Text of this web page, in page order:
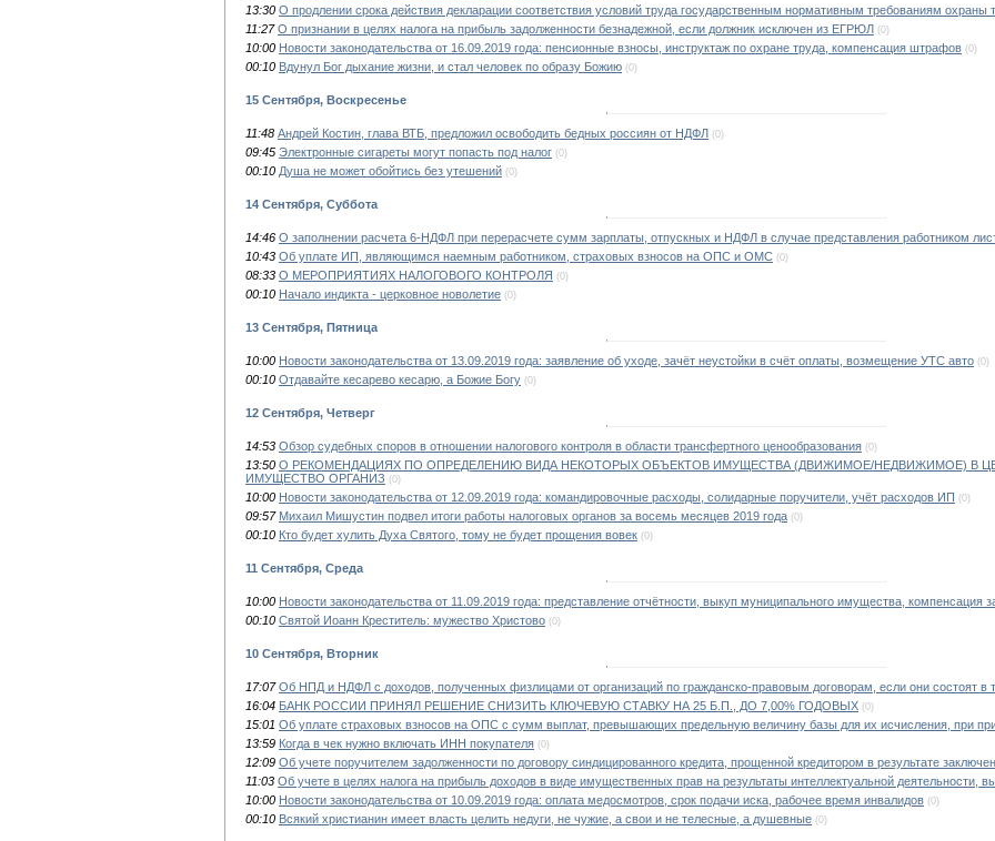
13:30 О продлении срока действия декларации соответствия условий труда государственным нормативным требованиям
11:27 О признании в целях налога на прибыль задолженности безнадежной, если должник исключен из ЕГРЮЛ (0)
10:00 Новости законодательства от 16.09.2019 года: пенсионные взносы, инструктаж по охране труда, компенсация штрафов (0)
00:10 Вдунул Бог дыхание жизни, и стал человек по образу Божию (0)
15 Сентября, Воскресенье
11:48 Андрей Костин, глава ВТБ, предложил освободить бедных россиян от НДФЛ (0)
09:45 Электронные сигареты могут попасть под налог (0)
00:10 Душа не может обойтись без утешений (0)
14 Сентября, Суббота
14:46 О заполнении расчета 6-НДФЛ при перерасчете сумм зарплаты, отпускных и НДФЛ в случае представления работником
10:43 Об уплате ИП, являющимся наемным работником, страховых взносов на ОПС и ОМС (0)
08:33 О МЕРОПРИЯТИЯХ НАЛОГОВОГО КОНТРОЛЯ (0)
00:10 Начало индикта - церковное новолетие (0)
13 Сентября, Пятница
10:00 Новости законодательства от 13.09.2019 года: заявление об уходе, зачёт неустойки в счёт оплаты, возмещение УТС авто (0)
00:10 Отдавайте кесарево кесарю, а Божие Богу (0)
12 Сентября, Четверг
14:53 Обзор судебных споров в отношении налогового контроля в области трансфертного ценообразования (0)
13:50 О РЕКОМЕНДАЦИЯХ ПО ОПРЕДЕЛЕНИЮ ВИДА НЕКОТОРЫХ ОБЪЕКТОВ ИМУЩЕСТВА (ДВИЖИМОЕ/НЕДВИЖИМОЕ) В
ИМУЩЕСТВО ОРГАНИЗ (0)
10:00 Новости законодательства от 12.09.2019 года: командировочные расходы, солидарные поручители, учёт расходов ИП (0)
09:57 Михаил Мишустин подвел итоги работы налоговых органов за восемь месяцев 2019 года (0)
00:10 Кто будет хулить Духа Святого, тому не будет прощения вовек (0)
11 Сентября, Среда
10:00 Новости законодательства от 11.09.2019 года: представление отчётности, выкуп муниципального имущества, компенсация
00:10 Святой Иоанн Креститель: мужество Христово (0)
10 Сентября, Вторник
17:07 Об НПД и НДФЛ с доходов, полученных физлицами от организаций по гражданско-правовым договорам, если они состоят в
16:04 БАНК РОССИИ ПРИНЯЛ РЕШЕНИЕ СНИЗИТЬ КЛЮЧЕВУЮ СТАВКУ НА 25 Б.П., ДО 7,00% ГОДОВЫХ (0)
15:01 Об уплате страховых взносов на ОПС с сумм выплат, превышающих предельную величину базы для их исчисления, при
13:59 Когда в чек нужно включать ИНН покупателя (0)
12:09 Об учете поручителем задолженности по договору синдицированного кредита, прощенной кредитором в результате
11:03 Об учете в целях налога на прибыль доходов в виде имущественных прав на результаты интеллектуальной деятельности,
10:00 Новости законодательства от 10.09.2019 года: оплата медосмотров, срок подачи иска, рабочее время инвалидов (0)
00:10 Всякий христианин имеет власть целить недуги, не чужие, а свои и не телесные, а душевные (0)